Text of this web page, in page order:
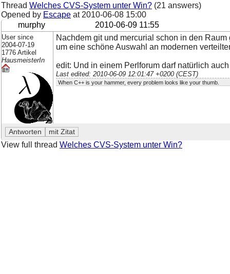
Thread Welches CVS-System unter Win? (21 answers)
Opened by Escape at 2010-06-08 15:00
murphy
2010-06-09 11:55
User since
2004-07-19
1776 Artikel
HausmeisterIn
Nachdem git und mercurial schon in den
um eine schöne Auswahl an modernen
edit: Und in einem Perlforum darf natürlich
Last edited: 2010-06-09 12:01:47 +0200 (CEST)
When C++ is your hammer, every problem looks like your thumb.
View full thread Welches CVS-System unter Win?